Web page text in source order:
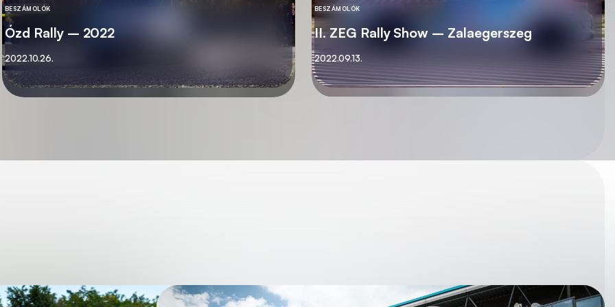
KATEGÓRIA
BESZÁMOLÓK
Ózd Rally – 2022
Közzétett
2022.10.26.
KATEGÓRIA
BESZÁMOLÓK
II. ZEG Rally Show – Zalaegerszeg
Közzétett
2022.09.13.